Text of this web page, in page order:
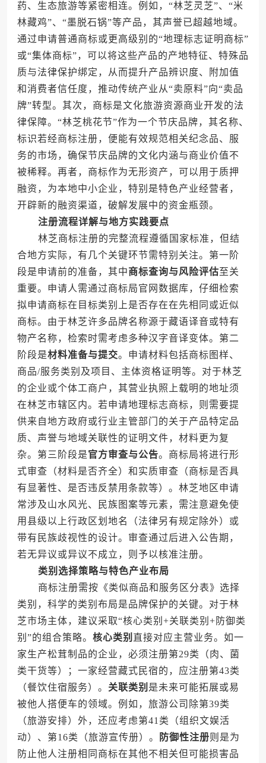
药、生态旅游等紧密相连。例如，“林芝灵芝”、“米
林藏鸡”、“墨脱石锅”等产品，其声誉已超越地域。
通过申请普通商标或更高级别的“地理标志证明商标”
或“集体商标”，可以将这些产品的产地特征、特殊品
质与法律保护绑定，从而提升产品辨识度、附加值
和消费者信任度，推动传统产业从“卖原料”向“卖品
牌”转型。其次，商标是文化旅游资源商业开发的法
律保障。“林芝桃花节”作为一个节庆品牌，其名称、
标识若经商标注册，便能有效规范相关纪念品、服
务的市场，确保节庆品牌的文化内涵与商业价值不
被稀释。再者，商标作为无形资产，可以用于质押
融资，为本地中小企业，特别是特色产业经营者，
开辟新的融资渠道，破解发展中的资金瓶颈。
注册流程详解与地方实践要点
林芝商标注册的完整流程遵循国家标准，但结
合地方实际，有几个关键环节需特别关注。第一阶
段是申请前的准备，其中商标查询与风险评估至关
重要。申请人需通过商标局官网数据库，仔细检索
拟申请商标在目标类别上是否存在在先相同或近似
商标。由于林芝许多品牌名称源于藏语译音或特有
物产名称，检索时需考虑多种汉字音译变体。第二
阶段是材料准备与提交。申请材料包括商标图样、
商品/服务类别及项目、主体资格证明等。对于林芝
的企业或个体工商户，其营业执照上载明的地址须
在林芝市辖区内。若申请地理标志商标，则需要提
供来自地方政府或行业主管部门的关于产品特定品
质、声誉与地域关联性的证明文件，材料更为复
杂。第三阶段是官方审查与公告。商标局将进行形
式审查（材料是否齐全）和实质审查（商标是否具
有显著性、是否违反禁用条款等）。林芝地区申请
常涉及山水风光、民族图案等元素，需注意避免使
用县级以上行政区划地名（法律另有规定除外）或
带有民族歧视性的设计。审查通过后进入公告期，
若无异议或异议不成立，则予以核准注册。
类别选择策略与特色产业布局
商标注册需按《类似商品和服务区分表》选择
类别，科学的类别布局是品牌保护的关键。对于林
芝市场主体，建议采取“核心类别+关联类别+防御类
别”的组合策略。 核心类别 直接对应主营业务。如一
家生产松茸制品的企业，必须注册第29类（肉、菌
类干货等）；一家经营藏式民宿的，应注册第43类
（餐饮住宿服务）。 关联类别 是未来可能拓展或易
被他人搭便车的领域。例如，旅游公司除第39类
（旅游安排）外，还应考虑第41类（组织文娱活
动）、第16类（旅游宣传册）。
防御性注册则是为
防止他人注册相同商标在其他不相关但可能损害品